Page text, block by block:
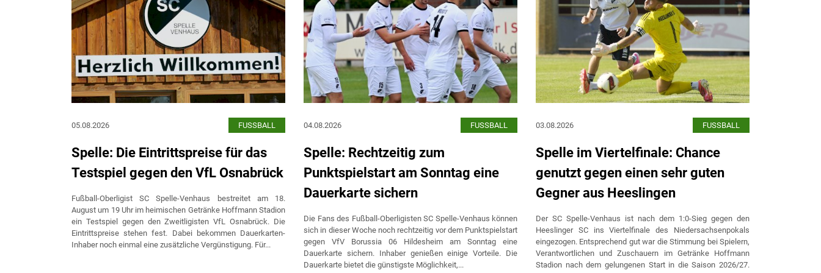
05.08.2026 FUSSBALL
Spelle: Die Eintrittspreise für das
Testspiel gegen den VfL Osnabrück
Fußball-Oberligist SC Spelle-Venhaus bestreitet am 18.
August um 19 Uhr im heimischen Getränke Hoffmann Stadion
ein Testspiel gegen den Zweitligisten VfL Osnabrück. Die
Eintrittspreise stehen fest. Dabei bekommen Dauerkarten-
Inhaber noch einmal eine zusätzliche Vergünstigung. Für...
04.08.2026 FUSSBALL
Spelle: Rechtzeitig zum
Punktspielstart am Sonntag eine
Dauerkarte sichern
Die Fans des Fußball-Oberligisten SC Spelle-Venhaus können
sich in dieser Woche noch rechtzeitig vor dem Punktspielstart
gegen VfV Borussia 06 Hildesheim am Sonntag eine
Dauerkarte sichern. Inhaber genießen einige Vorteile. Die
Dauerkarte bietet die günstigste Möglichkeit,...
03.08.2026 FUSSBALL
Spelle im Viertelfinale: Chance
genutzt gegen einen sehr guten
Gegner aus Heeslingen
Der SC Spelle-Venhaus ist nach dem 1:0-Sieg gegen den
Heeslinger SC ins Viertelfinale des Niedersachsenpokals
eingezogen. Entsprechend gut war die Stimmung bei Spielern,
Verantwortlichen und Zuschauern im Getränke Hoffmann
Stadion nach dem gelungenen Start in die Saison 2026/27.